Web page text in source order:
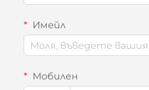
Имейл
Мобилен